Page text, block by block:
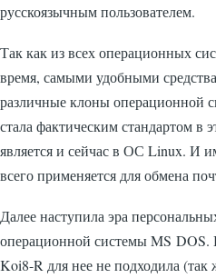
русскоязычным пользователем.
Так как из всех операционных
время, самыми удобными
различные клоны операционной
стала фактическим стандартом в
является и сейчас в ОС Linux. И
всего применяется для обмена
Далее наступила эра
операционной системы MS DOS.
Koi8-R для нее не подходила (так